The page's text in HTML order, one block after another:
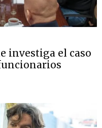
investiga el caso